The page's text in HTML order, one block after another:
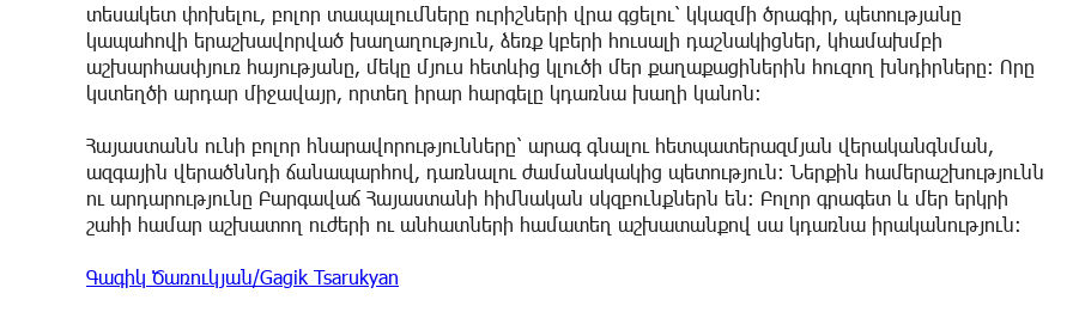
տեսակետ փոխելու, բոլոր տապալումները ուրիշների վրա գցելու՝ կկազմի ծրագիր, պետությանը
կապահովի երաշխավորված խաղաղություն, ձեռք կբերի հուսալի դաշնակիցներ, կհամախմբի
աշխարհասփյուռ հայությանը, մեկը մյուս հետևից կլուծի մեր քաղաքացիներին հուզող խնդիրները։ Որը
կստեղծի արդար միջավայր, որտեղ իրար հարգելը կդառնա խաղի կանոն։
Հայաստանն ունի բոլոր հնարավորությունները՝ արագ գնալու հետպատերազմյան վերականգնման,
ազգային վերածննդի ճանապարհով, դառնալու ժամանակակից պետություն։ Ներքին համերաշխությունն
ու արդարությունը Բարգավաճ Հայաստանի հիմնական սկզբունքներն են։ Բոլոր գրագետ և մեր երկրի
շահի համար աշխատող ուժերի ու անհատների համատեղ աշխատանքով սա կդառնա իրականություն։
Գագիկ Ծառուկյան/Gagik Tsarukyan